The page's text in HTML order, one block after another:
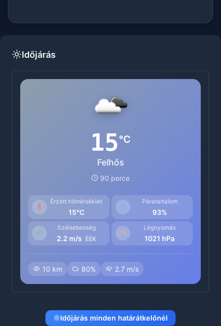
Időjárás
15°C
Felhős
90 perce
Érzett hőmérséklet
15°C
Páratartalom
93%
Szélsebesség
2.2 m/s ÉÉK
Légnyomás
1021 hPa
10 km 80% 2.7 m/s
Időjárás minden határátkelőnél